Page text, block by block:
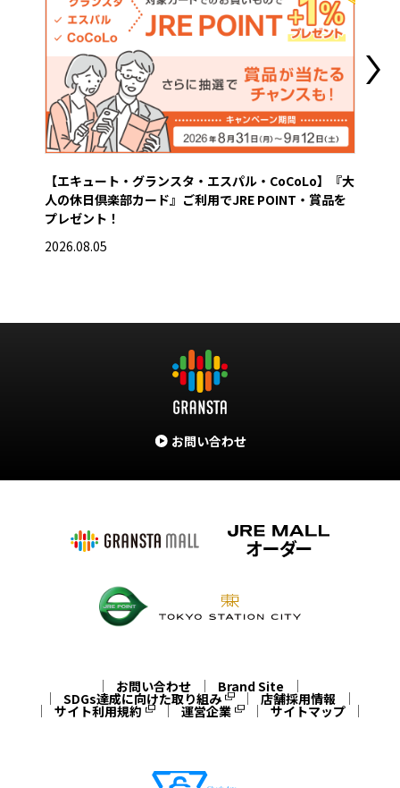
【エキュート・グランスタ・エスパル・CoCoLo】『大
人の休日倶楽部カード』ご利用でJRE POINT・賞品を
プレゼント！
2026.08.05
お問い合わせ
お問い合わせ Brand Site
SDGs達成に向けた取り組み 店舗採用情報
サイト利用規約 運営企業 サイトマップ